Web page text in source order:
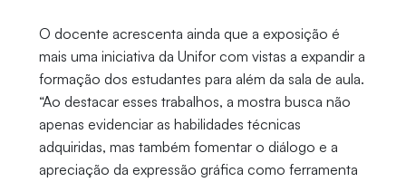
O docente acrescenta ainda que a exposição é
mais uma iniciativa da Unifor com vistas a expandir a
formação dos estudantes para além da sala de aula.
“Ao destacar esses trabalhos, a mostra busca não
apenas evidenciar as habilidades técnicas
adquiridas, mas também fomentar o diálogo e a
apreciação da expressão gráfica como ferramenta